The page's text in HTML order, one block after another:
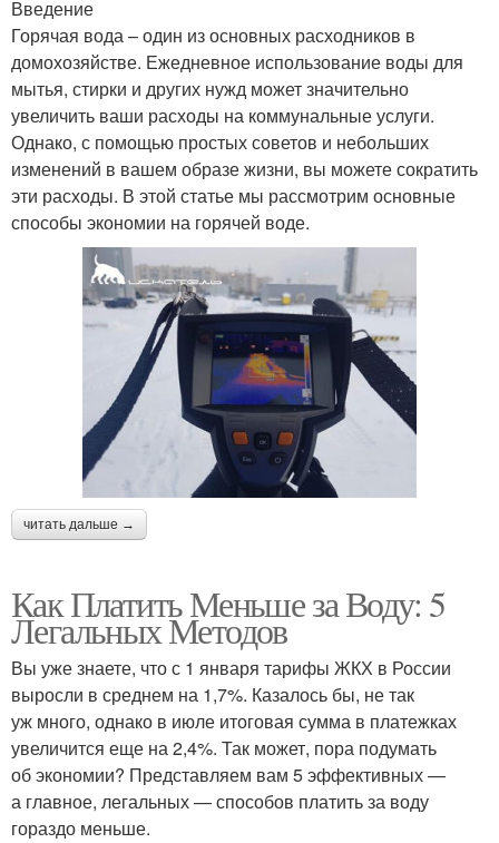
Введение
Горячая вода – один из основных расходников в
домохозяйстве. Ежедневное использование воды для
мытья, стирки и других нужд может значительно
увеличить ваши расходы на коммунальные услуги.
Однако, с помощью простых советов и небольших
изменений в вашем образе жизни, вы можете сократить
эти расходы. В этой статье мы рассмотрим основные
способы экономии на горячей воде.
читать дальше →
Как Платить Меньше за Воду: 5
Легальных Методов
Вы уже знаете, что с 1 января тарифы ЖКХ в России
выросли в среднем на 1,7%. Казалось бы, не так
уж много, однако в июле итоговая сумма в платежках
увеличится еще на 2,4%. Так может, пора подумать
об экономии? Представляем вам 5 эффективных —
а главное, легальных — способов платить за воду
гораздо меньше.